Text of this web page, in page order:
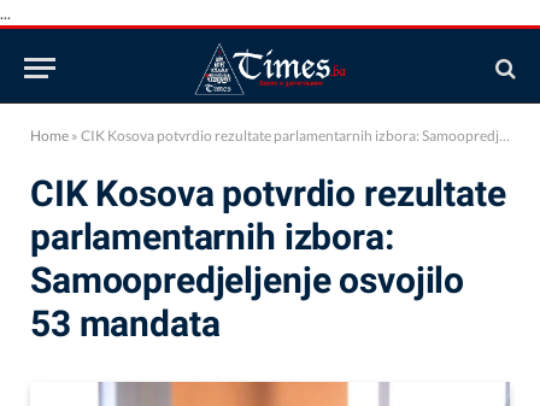
...
Home » CIK Kosova potvrdio rezultate parlamentarnih izbora: Samoopredjeljenje osvojilo 53 mandata
CIK Kosova potvrdio rezultate
parlamentarnih izbora:
Samoopredjeljenje osvojilo
53 mandata